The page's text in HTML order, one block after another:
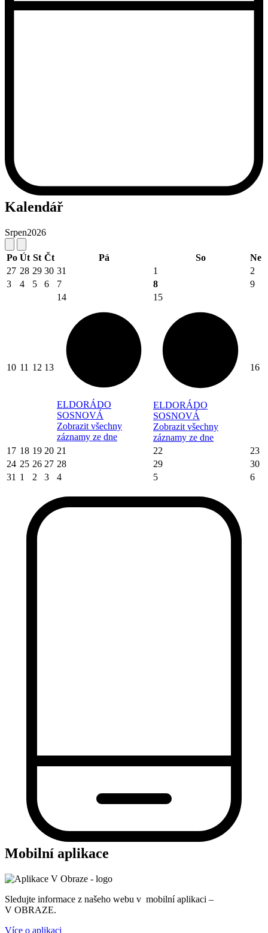
Kalendář
Srpen2026
Po Út St Čt Pá So
Ne
27 28 29 30 31 1
2
3
4 5 6 7 8 9
10 11 12 13
14
ELDORÁDO
SOSNOVÁ
Zobrazit všechny
záznamy ze dne
15
ELDORÁDO
SOSNOVÁ
Zobrazit všechny
záznamy ze dne
16
17 18 19 20 21 22
23
24 25 26 27 28 29
30
31 1 2 3 4 5 6
Mobilní aplikace
Sledujte informace z našeho webu v mobilní aplikaci –
V OBRAZE.
Více o aplikaci